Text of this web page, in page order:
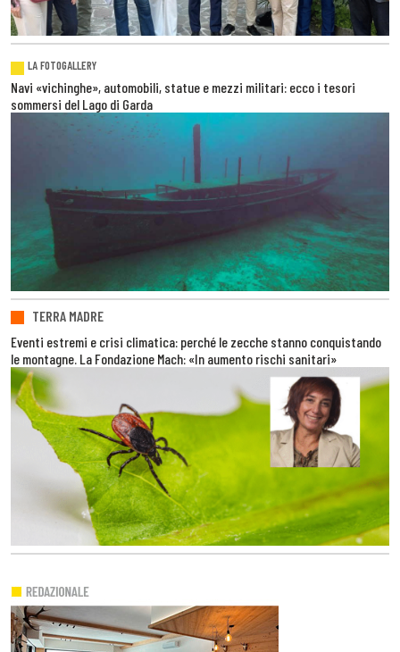
LA FOTOGALLERY
Navi «vichinghe», automobili, statue e mezzi militari: ecco i tesori
sommersi del Lago di Garda
TERRA MADRE
Eventi estremi e crisi climatica: perché le zecche stanno conquistando
le montagne. La Fondazione Mach: «In aumento rischi sanitari»